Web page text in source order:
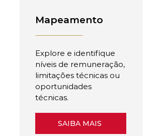
Mapeamento
Explore e identifique
níveis de remuneração,
limitações técnicas ou
oportunidades
técnicas.
SAIBA MAIS